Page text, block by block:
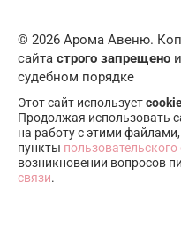
© 2026 Арома Авеню.
сайта строго запрещено
судебном порядке
Этот сайт использует
Продолжая использовать
на работу с этими
пункты
возникновении вопросов
связи.